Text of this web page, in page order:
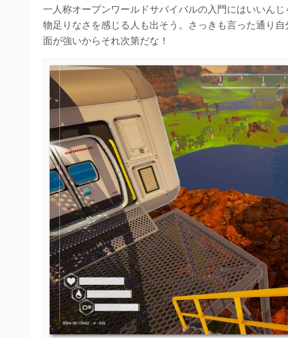
一人称オープンワールドサバイバルの入門にはいいん
物足りなさを感じる人も出そう。さっきも言った通り
面が強いからそれ次第だな！